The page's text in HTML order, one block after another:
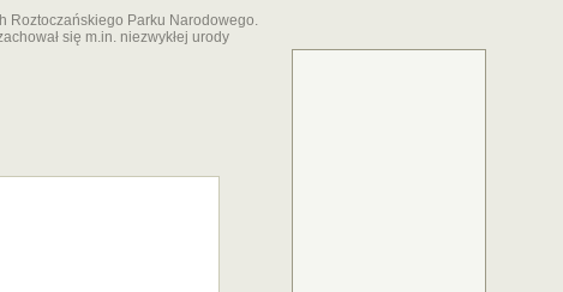
Roztoczańskiego Parku Narodowego.
się m.in. niezwykłej urody